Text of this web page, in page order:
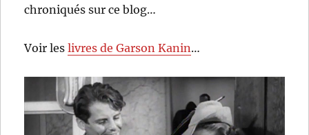
chroniqués sur ce blog…
Voir leslivres de Garson Kanin…